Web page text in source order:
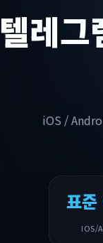
텔레
iOS /
표준
IOS/